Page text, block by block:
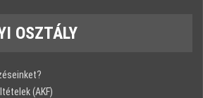
OSZTÁLY
(AKF)